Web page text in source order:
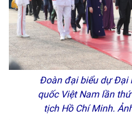
Đoàn đại biểu dự Đại
quốc Việt Nam lần
tịch Hồ Chí Minh.